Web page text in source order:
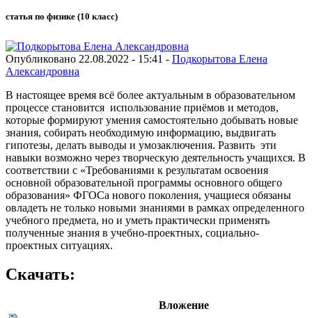
статья по физике (10 класс)
Опубликовано 22.08.2022 - 15:41 - Подкорытова Елена
Александровна
В настоящее время всё более актуальным в образовательном
процессе становится использование приёмов и методов,
которые формируют умения самостоятельно добывать новые
знания, собирать необходимую информацию, выдвигать
гипотезы, делать выводы и умозаключения. Развить эти
навыки возможно через творческую деятельность учащихся. В
соответствии с «Требованиями к результатам освоения
основной образовательной программы основного общего
образования» ФГОСа нового поколения, учащиеся обязаны
овладеть не только новыми знаниями в рамках определенного
учебного предмета, но и уметь практически применять
полученные знания в учебно-проектных, социально-
проектных ситуациях.
Скачать:
Вложение